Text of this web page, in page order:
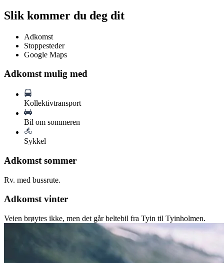
Slik kommer du deg dit
Adkomst
Stoppesteder
Google Maps
Adkomst mulig med
Kollektivtransport
Bil om sommeren
Sykkel
Adkomst sommer
Rv. med bussrute.
Adkomst vinter
Veien brøytes ikke, men det går beltebil fra Tyin til Tyinholmen.